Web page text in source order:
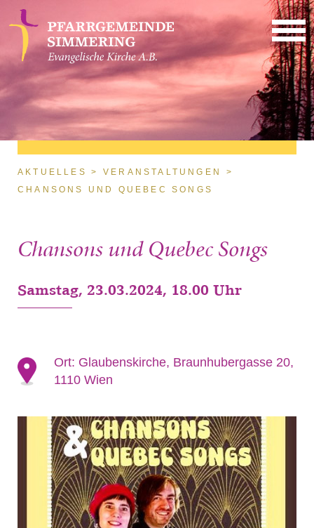
Direkt zum Inhalt
Sie sind hier
AKTUELLES
VERANSTALTUNGEN
CHANSONS UND QUEBEC SONGS
Chansons und Quebec Songs
Samstag, 23.03.2024, 18.00 Uhr
Ort: Glaubenskirche, Braunhubergasse 20,
1110 Wien